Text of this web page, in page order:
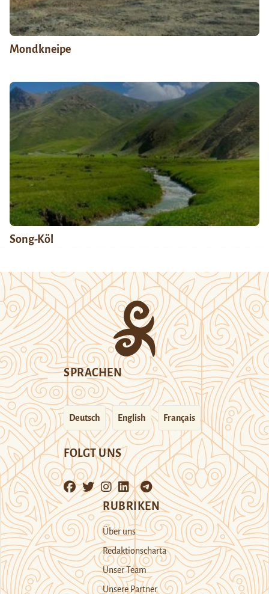
Mondkneipe
Song-Köl
SPRACHEN
Deutsch English Français
FOLGT UNS
RUBRIKEN
Über uns
Redaktionscharta
Unser Team
Unsere Partner